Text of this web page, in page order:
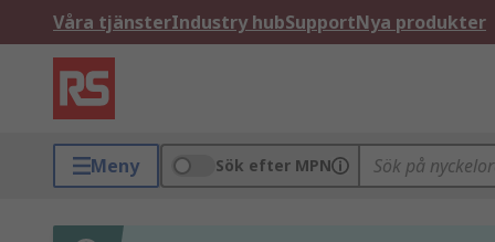
Våra tjänsterIndustry hubSupportNya produkter
Meny Sök efter MPN